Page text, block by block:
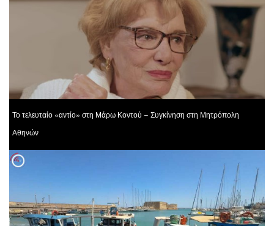
Το τελευταίο «αντίο» στη Μάρω Κοντού – Συγκίνηση στη Μητρόπολη
Αθηνών